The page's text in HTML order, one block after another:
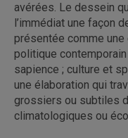
avérées. Le dessein
l’immédiat une façon
présentée comme une
politique
sapience ; culture et
une élaboration qui
grossiers ou subtiles
climatologiques ou